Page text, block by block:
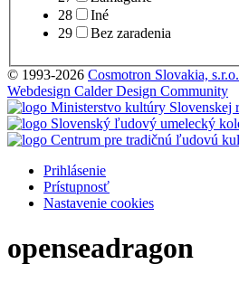
28
Iné
29
Bez zaradenia
© 1993-2026 Cosmotron Slovakia, s.r.o.
Webdesign Calder Design Community
Prihlásenie
Prístupnosť
Nastavenie cookies
openseadragon